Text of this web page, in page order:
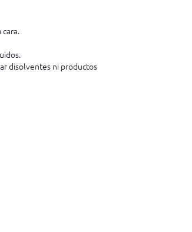
disolventes ni productos